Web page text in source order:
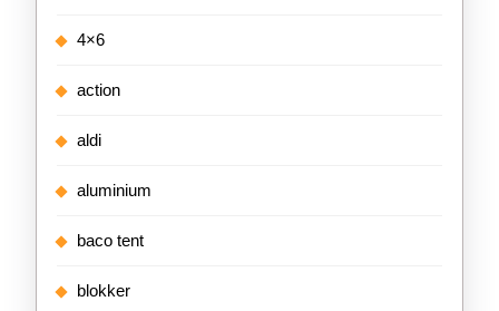
4×6
action
aldi
aluminium
baco tent
blokker